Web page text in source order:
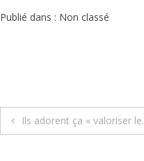
Publié dans : Non classé
Navigation
Ils adorent ça « valoriser